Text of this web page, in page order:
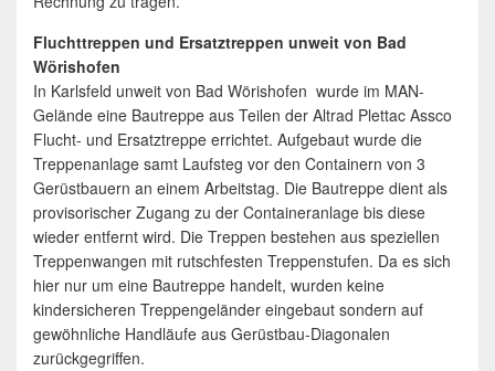
Fluchttreppen und Ersatztreppen unweit von Bad
Wörishofen
In Karlsfeld unweit von Bad Wörishofen wurde im MAN-
Gelände eine Bautreppe aus Teilen der Altrad Plettac Assco
Flucht- und Ersatztreppe errichtet. Aufgebaut wurde die
Treppenanlage samt Laufsteg vor den Containern von 3
Gerüstbauern an einem Arbeitstag. Die Bautreppe dient als
provisorischer Zugang zu der Containeranlage bis diese
wieder entfernt wird. Die Treppen bestehen aus speziellen
Treppenwangen mit rutschfesten Treppenstufen. Da es sich
hier nur um eine Bautreppe handelt, wurden keine
kindersicheren Treppengeländer eingebaut sondern auf
gewöhnliche Handläufe aus Gerüstbau-Diagonalen
zurückgegriffen.